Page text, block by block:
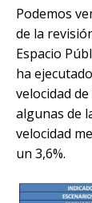
Podemos
de la
Espacio
ha
velocidad
algunas de
velocidad
un 3,6%.